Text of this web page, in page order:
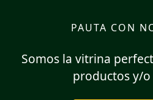
PAUTA CON
Somos la vitrina
productos y/o